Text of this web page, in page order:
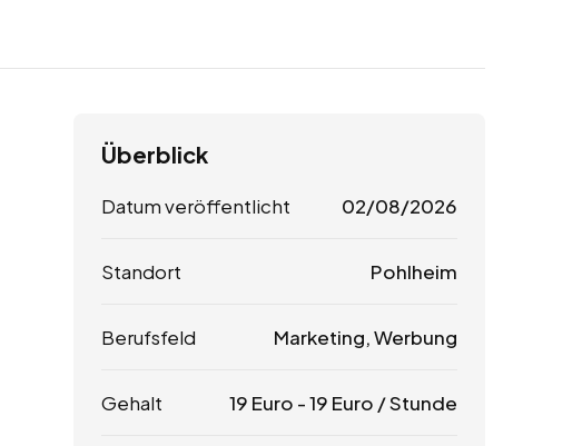
Überblick
Datum veröffentlicht 02/08/2026
Standort Pohlheim
Berufsfeld Marketing, Werbung
Gehalt 19 Euro -19 Euro / Stunde